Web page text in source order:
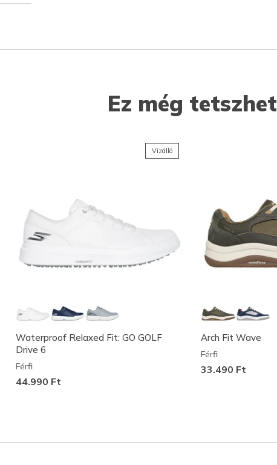
Ez még tetszhet
Vízálló
Waterproof Relaxed Fit: GO GOLF
Drive 6
Férfi
44.990 Ft
Arch Fit Wave
Férfi
33.490 Ft